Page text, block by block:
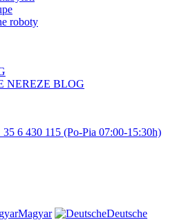
roboty
NEREZE BLOG
35 6 430 115 (Po-Pia 07:00-15:30h)
Magyar Deutsche